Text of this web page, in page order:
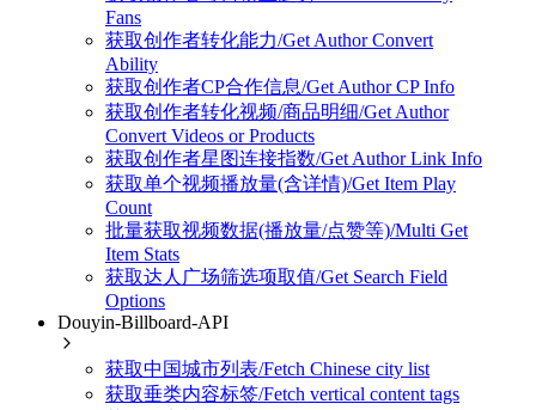
Fans
获取创作者转化能力/Get Author Convert
Ability
获取创作者CP合作信息/Get Author CP Info
获取创作者转化视频/商品明细/Get Author
Convert Videos or Products
获取创作者星图连接指数/Get Author Link Info
获取单个视频播放量(含详情)/Get Item Play
Count
批量获取视频数据(播放量/点赞等)/Multi Get
Item Stats
获取达人广场筛选项取值/Get Search Field
Options
Douyin-Billboard-API
获取中国城市列表/Fetch Chinese city list
获取垂类内容标签/Fetch vertical content tags